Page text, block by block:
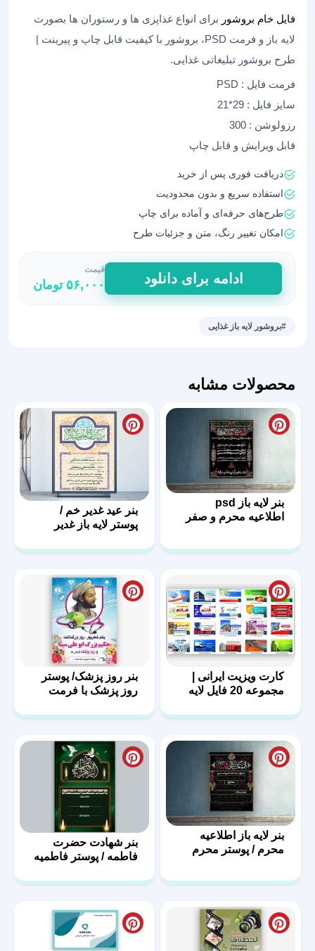
فایل خام بروشور برای انواع غذاپزی ها و رستوران ها بصورت
لایه باز و فرمت PSD، بروشور با کیفیت قابل چاپ و پیرینت |
طرح بروشور تبلیغاتی غذایی.
فرمت فایل : PSD
سایز فایل : 29*21
رزولوشن : 300
قابل ویرایش و قابل چاپ
دریافت فوری پس از خرید
استفاده سریع و بدون محدودیت
طرح‌های حرفه‌ای و آماده برای چاپ
امکان تغییر رنگ، متن و جزئیات طرح
بروشور
یا
کاتالوگ
آماده
ادامه برای دانلود
قیمت
۵۶,۰۰۰ تومان
#بروشور لایه باز غذایی
محصولات مشابه
بنر لایه باز psd
اطلاعیه محرم و صفر
بنر عید غدیر خم /
پوستر لایه باز غدیر
کارت ویزیت ایرانی |
مجموعه 20 فایل لایه
بنر روز پزشک/ پوستر
روز پزشک با فرمت
بنر لایه باز اطلاعیه
محرم / پوستر محرم
بنر شهادت حضرت
فاطمه / پوستر فاطمیه